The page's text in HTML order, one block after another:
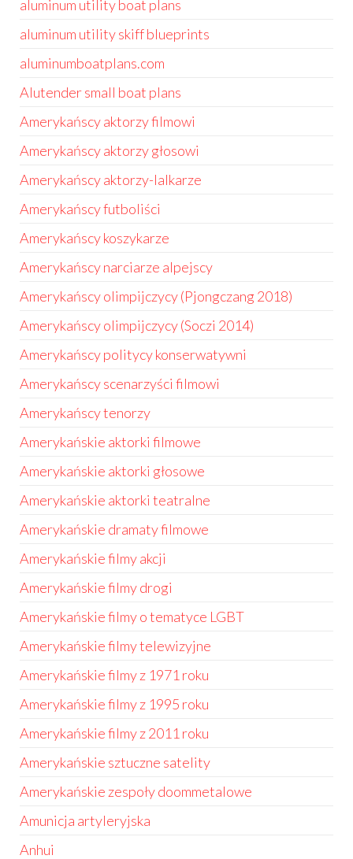
aluminum utility boat plans
aluminum utility skiff blueprints
aluminumboatplans.com
Alutender small boat plans
Amerykańscy aktorzy filmowi
Amerykańscy aktorzy głosowi
Amerykańscy aktorzy-lalkarze
Amerykańscy futboliści
Amerykańscy koszykarze
Amerykańscy narciarze alpejscy
Amerykańscy olimpijczycy (Pjongczang 2018)
Amerykańscy olimpijczycy (Soczi 2014)
Amerykańscy politycy konserwatywni
Amerykańscy scenarzyści filmowi
Amerykańscy tenorzy
Amerykańskie aktorki filmowe
Amerykańskie aktorki głosowe
Amerykańskie aktorki teatralne
Amerykańskie dramaty filmowe
Amerykańskie filmy akcji
Amerykańskie filmy drogi
Amerykańskie filmy o tematyce LGBT
Amerykańskie filmy telewizyjne
Amerykańskie filmy z 1971 roku
Amerykańskie filmy z 1995 roku
Amerykańskie filmy z 2011 roku
Amerykańskie sztuczne satelity
Amerykańskie zespoły doommetalowe
Amunicja artyleryjska
Anhui